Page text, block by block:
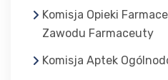
Komisja Opieki
Zawodu Farmaceuty
Komisja Aptek